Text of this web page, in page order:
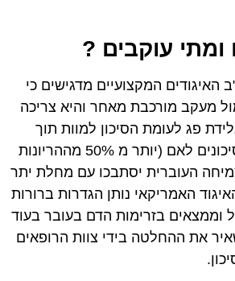
ומתי עוקבים ?
האיגודים המקצועיים מדגישים כי
מעקב מורכבת מאחר והיא צריכה
פג לעומת הסיכון למוות תוך
רחמי כמו גם את הסיכונים לאם (יותר מ 50% מההריונות
העוברית יסתבכו עם מחלת יתר
האמריקאי נותן הגדרות ברורות
וממצאים בזרימות הדם בעובר בעוד
את ההחלטה בידי צוות הרופאים